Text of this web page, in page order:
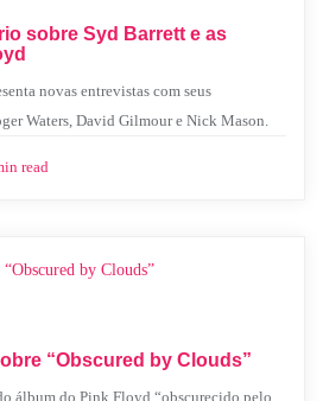
sobre Syd Barrett e as
novas entrevistas com seus
Waters, David Gilmour e Nick Mason.
read
“Obscured by Clouds”
álbum do Pink Floyd “obscurecido pelo